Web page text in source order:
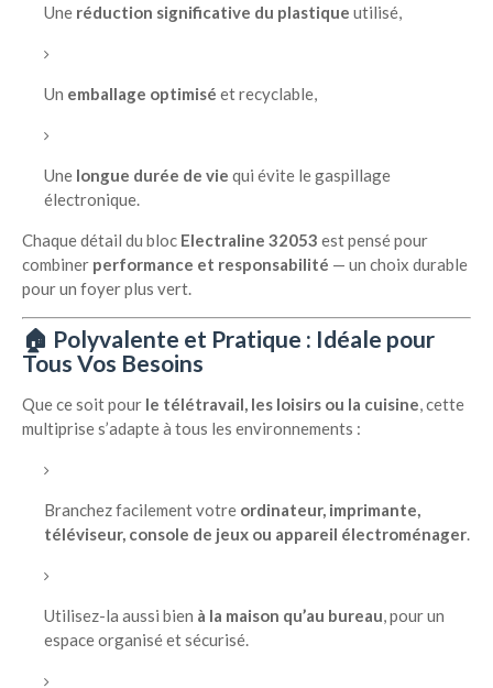
Une réduction significative du plastique utilisé,
Un emballage optimisé et recyclable,
Une longue durée de vie qui évite le gaspillage
électronique.
Chaque détail du bloc Electraline 32053 est pensé pour
combiner performance et responsabilité — un choix durable
pour un foyer plus vert.
🏠 Polyvalente et Pratique : Idéale pour
Tous Vos Besoins
Que ce soit pour le télétravail, les loisirs ou la cuisine, cette
multiprise s’adapte à tous les environnements :
Branchez facilement votre ordinateur, imprimante,
téléviseur, console de jeux ou appareil électroménager.
Utilisez-la aussi bien à la maison qu’au bureau, pour un
espace organisé et sécurisé.